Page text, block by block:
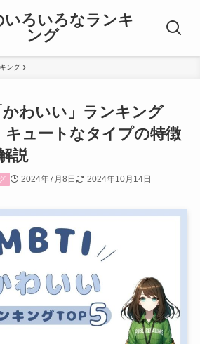
いろいろなランキ
ング
ング
かわいい」ランキング
キュートなタイプの特徴
説
2024年7月8日 2024年10月14日